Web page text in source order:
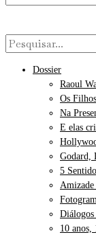
Dossier
Raoul
Os
Na
E elas
Godard,
5
Amizade
Diálogos
10 anos,